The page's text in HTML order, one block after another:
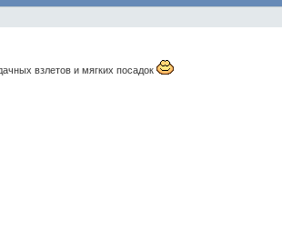
взлетов и мягких посадок